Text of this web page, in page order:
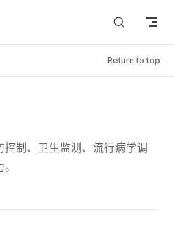
Return to top
制、卫生监测、流行病学调